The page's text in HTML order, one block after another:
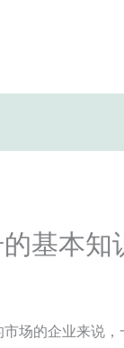
基本知
场的企业来说